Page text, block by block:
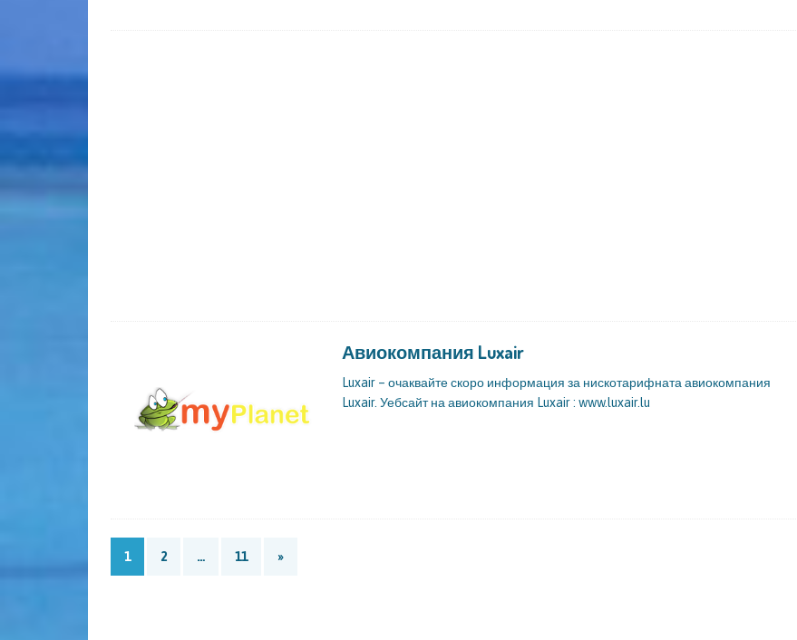
Авиокомпания Luxair
Luxair – очаквайте скоро информация за нискотарифната авиокомпания
Luxair. Уебсайт на авиокомпания Luxair : www.luxair.lu
1 2 … 11 »